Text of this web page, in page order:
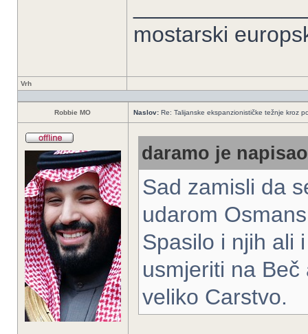
mostarski
Vrh
Robbie MO Naslov: Re: Talijanske ekspanzionističke težnje kroz
daramo je
Sad zamisli da
udarom
Spasilo i njih ali
usmjeriti na
veliko Carstvo.